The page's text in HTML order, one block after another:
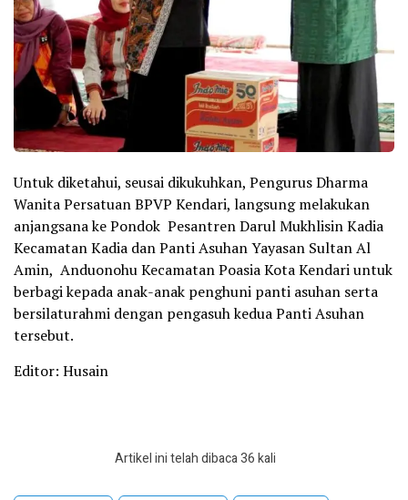
Untuk diketahui, seusai dikukuhkan, Pengurus Dharma
Wanita Persatuan BPVP Kendari, langsung melakukan
anjangsana ke Pondok Pesantren Darul Mukhlisin Kadia
Kecamatan Kadia dan Panti Asuhan Yayasan Sultan Al
Amin, Anduonohu Kecamatan Poasia Kota Kendari untuk
berbagi kepada anak-anak penghuni panti asuhan serta
bersilaturahmi dengan pengasuh kedua Panti Asuhan
tersebut.
Editor: Husain
Artikel ini telah dibaca 36 kali